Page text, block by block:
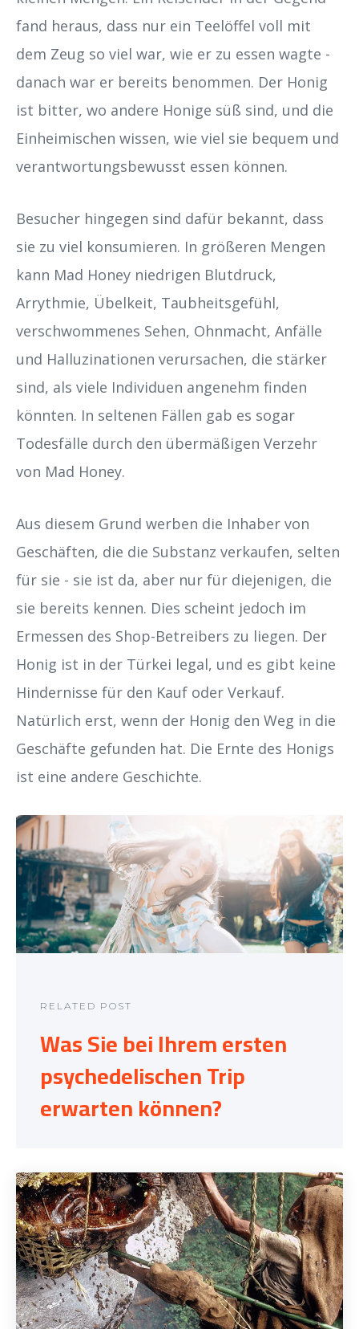
fand heraus, dass nur ein Teelöffel voll mit
dem Zeug so viel war, wie er zu essen wagte -
danach war er bereits benommen. Der Honig
ist bitter, wo andere Honige süß sind, und die
Einheimischen wissen, wie viel sie bequem und
verantwortungsbewusst essen können.
Besucher hingegen sind dafür bekannt, dass
sie zu viel konsumieren. In größeren Mengen
kann Mad Honey niedrigen Blutdruck,
Arrythmie, Übelkeit, Taubheitsgefühl,
verschwommenes Sehen, Ohnmacht, Anfälle
und Halluzinationen verursachen, die stärker
sind, als viele Individuen angenehm finden
könnten. In seltenen Fällen gab es sogar
Todesfälle durch den übermäßigen Verzehr
von Mad Honey.
Aus diesem Grund werben die Inhaber von
Geschäften, die die Substanz verkaufen, selten
für sie - sie ist da, aber nur für diejenigen, die
sie bereits kennen. Dies scheint jedoch im
Ermessen des Shop-Betreibers zu liegen. Der
Honig ist in der Türkei legal, und es gibt keine
Hindernisse für den Kauf oder Verkauf.
Natürlich erst, wenn der Honig den Weg in die
Geschäfte gefunden hat. Die Ernte des Honigs
ist eine andere Geschichte.
RELATED POST
Was Sie bei Ihrem ersten
psychedelischen Trip
erwarten können?